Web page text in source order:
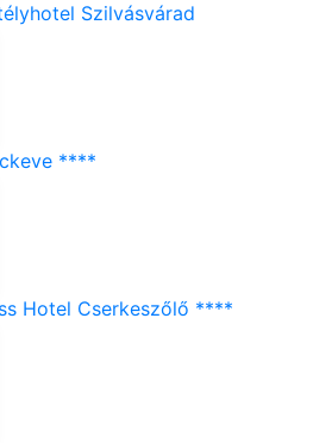
Szilvásvárad
****
Hotel Cserkeszőlő ****